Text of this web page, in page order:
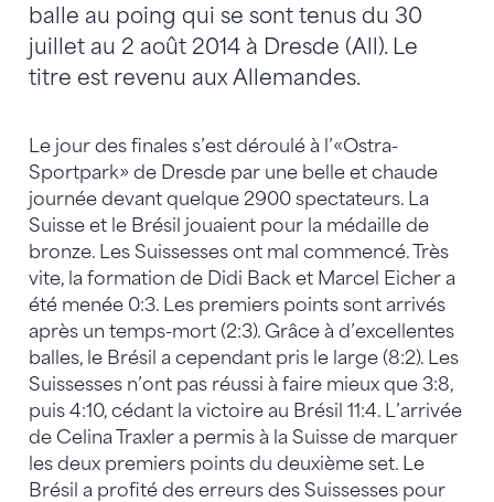
balle au poing qui se sont tenus du 30
juillet au 2 août 2014 à Dresde (All). Le
titre est revenu aux Allemandes.
Le jour des finales s’est déroulé à l’«Ostra-
Sportpark» de Dresde par une belle et chaude
journée devant quelque 2900 spectateurs. La
Suisse et le Brésil jouaient pour la médaille de
bronze. Les Suissesses ont mal commencé. Très
vite, la formation de Didi Back et Marcel Eicher a
été menée 0:3. Les premiers points sont arrivés
après un temps-mort (2:3). Grâce à d’excellentes
balles, le Brésil a cependant pris le large (8:2). Les
Suissesses n’ont pas réussi à faire mieux que 3:8,
puis 4:10, cédant la victoire au Brésil 11:4. L’arrivée
de Celina Traxler a permis à la Suisse de marquer
les deux premiers points du deuxième set. Le
Brésil a profité des erreurs des Suissesses pour